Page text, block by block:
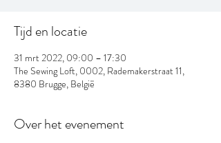
Tijd en locatie
31 mrt 2022, 09:00 – 17:30
The Sewing Loft, 0002, Rademakerstraat 11,
8380 Brugge, België
Over het evenement